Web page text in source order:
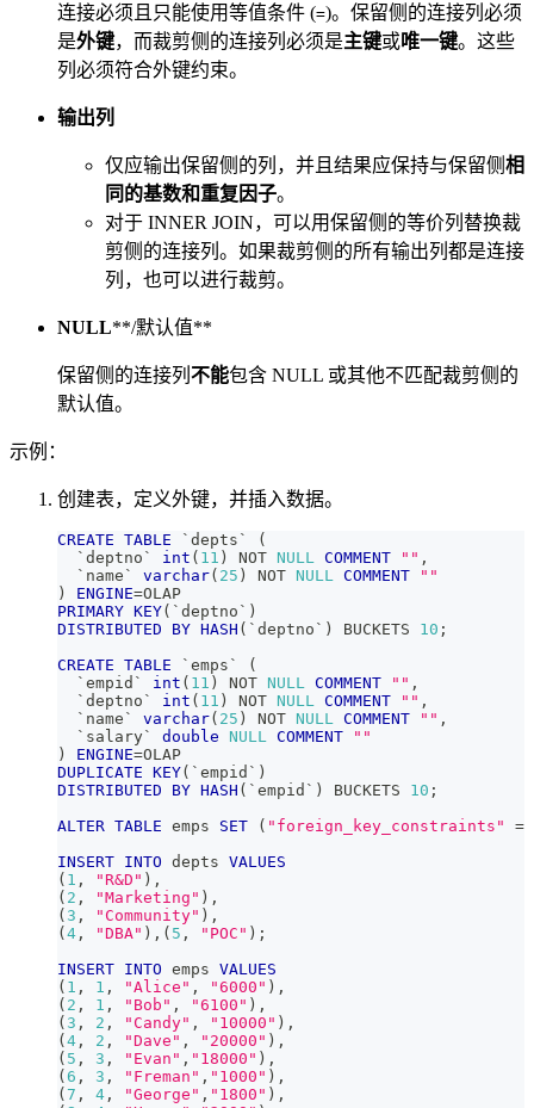
连接必须且只能使用等值条件 (=)。保留侧的连接列必须
是外键，而裁剪侧的连接列必须是主键或唯一键。这些
列必须符合外键约束。
输出列
仅应输出保留侧的列，并且结果应保持与保留侧相
同的基数和重复因子。
对于 INNER JOIN，可以用保留侧的等价列替换裁
剪侧的连接列。如果裁剪侧的所有输出列都是连接
列，也可以进行裁剪。
NULL**/默认值**
保留侧的连接列 不能包含 NULL 或其他不匹配裁剪侧的
默认值。
示例：
创建表，定义外键，并插入数据。
CREATE TABLE ` depts `
(
` deptno ` int ( 11 ) NOT NULL COMMENT "" ,
` name ` varchar( 25 ) NOT NULL COMMENT
""
)
ENGINE=OLAP
PRIMARY KEY( ` deptno ` )
DISTRIBUTED
BY HASH ( ` deptno ` ) BUCKETS 10 ;
CREATE TABLE ` emps `
(
` empid ` int ( 11 ) NOT NULL COMMENT "" ,
` deptno ` int ( 11 ) NOT NULL COMMENT "" ,
` name ` varchar( 25 ) NOT NULL COMMENT "" ,
` salary` double NULL COMMENT
""
)
ENGINE=OLAP
DUPLICATE KEY( ` empid ` )
DISTRIBUTED
BY HASH ( ` empid ` ) BUCKETS 10 ;
ALTER TABLE emps SET ( "foreign_key_constraints"
=
INSERT INTO depts VALUES
( 1 , "R&D" ) ,
( 2 , "Marketing" ) ,
( 3 , "Community" ) ,
(4 , "DBA" ) , ( 5 , "POC" ) ;
INSERT INTO emps VALUES
( 1 , 1 , "Alice" , "6000" ) ,
( 2 , 1 , "Bob" , "6100" ) ,
( 3 , 2 , "Candy" , "10000" ) ,
(4 , 2 , "Dave" , "20000" ) ,
( 5 , 3 , "Evan" , "18000" ) ,
(6 , 3 , "Freman" , "1000" ) ,
(7 , 4 , "George" , "1800" ) ,